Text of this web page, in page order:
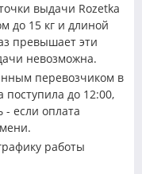
выдачи Rozetka
до 15 кг и длиной
превышает эти
невозможна.
перевозчиком в
поступила до 12:00,
если оплата
работы